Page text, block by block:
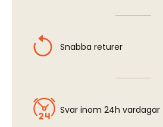
Snabba returer
Svar inom 24h vardagar